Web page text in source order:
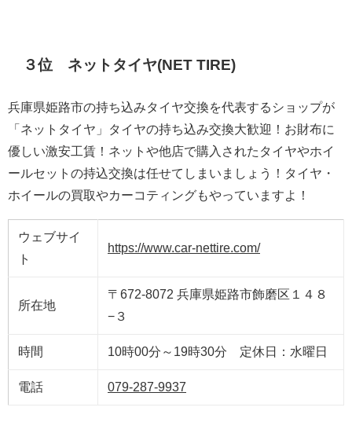
３位 ネットタイヤ(NET TIRE)
兵庫県姫路市の持ち込みタイヤ交換を代表するショップが
「ネットタイヤ」タイヤの持ち込み交換大歓迎！お財布に
優しい激安工賃！ネットや他店で購入されたタイヤやホイ
ールセットの持込交換は任せてしまいましょう！タイヤ・
ホイールの買取やカーコティングもやっていますよ！
ウェブサイ
ト
https://www.car-nettire.com/
所在地
〒672-8072 兵庫県姫路市飾磨区１４８
−３
時間 10時00分～19時30分 定休日：水曜日
電話 079-287-9937